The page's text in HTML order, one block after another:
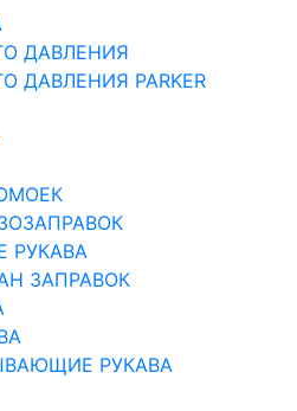
ДАВЛЕНИЯ
ДАВЛЕНИЯ PARKER
РУКАВА
ЗАПРАВОК
РУКАВА